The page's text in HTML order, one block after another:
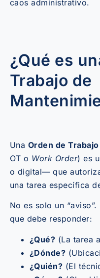
caos administrativo.
¿Qué es
Trabajo de
Una Orden de Trabajo
OT o Work Order) es
o digital— que
una tarea específica
No es solo un
que debe responder:
¿Qué? (La tarea
¿Dónde?
¿Quién? (El